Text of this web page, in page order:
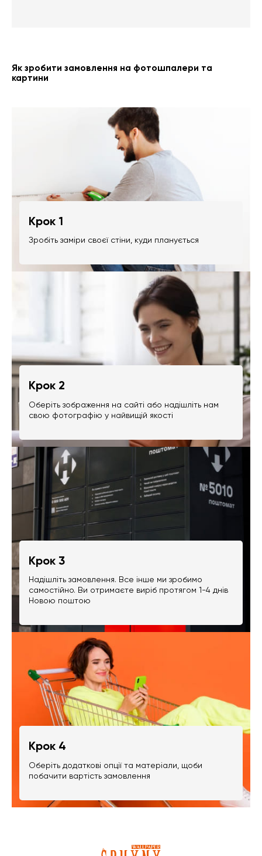
Як зробити замовлення на фотошпалери та
картини
Крок 1
Зробіть заміри своєї стіни, куди планується
Крок 2
Оберіть зображення на сайті або надішліть нам
свою фотографію у найвищій якості
Крок 3
Надішліть замовлення. Все інше ми зробимо
самостійно. Ви отримаєте виріб протягом 1-4 днів
Новою поштою
Крок 4
Оберіть додаткові опції та матеріали, щоби
побачити вартість замовлення